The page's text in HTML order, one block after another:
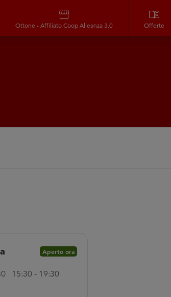
storefront
Ottone - Affiliato Coop Alleanza 3.0
menu_book
Offerte
Aperto ora
15:30 - 19:30